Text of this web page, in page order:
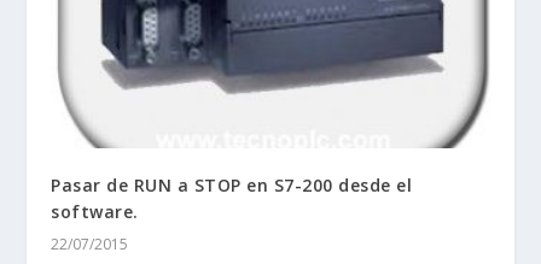
Pasar de RUN a STOP en S7-200 desde el
software.
22/07/2015